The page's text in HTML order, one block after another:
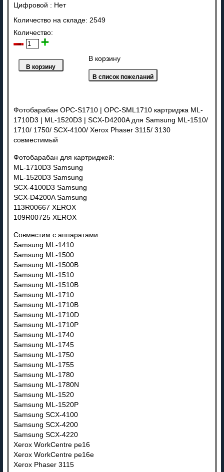
Цифровой : Нет
Количество на складе: 2549
Количество:
В корзину
Фотобарабан OPC-S1710 | OPC-SML1710 картриджа ML-
1710D3 | ML-1520D3 | SCX-D4200A для Samsung ML-1510/
1710/ 1750/ SCX-4100/ Xerox Phaser 3115/ 3130
совместимый
Фотобарабан для картриджей:
ML-1710D3 Samsung
ML-1520D3 Samsung
SCX-4100D3 Samsung
SCX-D4200A Samsung
113R00667 XEROX
109R00725 XEROX
Совместим с аппаратами:
Samsung ML-1410
Samsung ML-1500
Samsung ML-1500B
Samsung ML-1510
Samsung ML-1510B
Samsung ML-1710
Samsung ML-1710B
Samsung ML-1710D
Samsung ML-1710P
Samsung ML-1740
Samsung ML-1745
Samsung ML-1750
Samsung ML-1755
Samsung ML-1780
Samsung ML-1780N
Samsung ML-1520
Samsung ML-1520P
Samsung SCX-4100
Samsung SCX-4200
Samsung SCX-4220
Xerox WorkCentre pe16
Xerox WorkCentre pe16e
Xerox Phaser 3115